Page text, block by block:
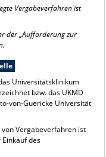
Vergabeverfahren ist
der „Aufforderung zur
Universitätsklinikum
bzw. das UKMD
von-Guericke Universität
Vergabeverfahren ist
des